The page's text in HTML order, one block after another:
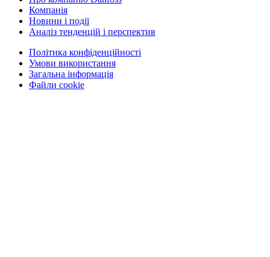
Компанія
Новини і події
Аналіз тенденцій і перспектив
Політика конфіденційності
Умови використання
Загальна інформація
Файли cookie